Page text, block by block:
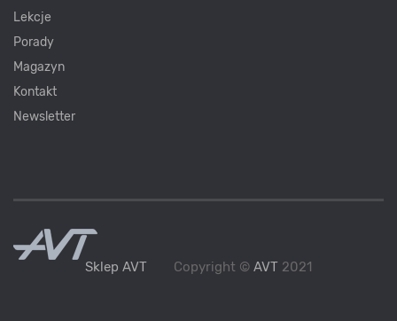
Lekcje
Porady
Magazyn
Kontakt
Newsletter
Sklep AVT Copyright © AVT 2021